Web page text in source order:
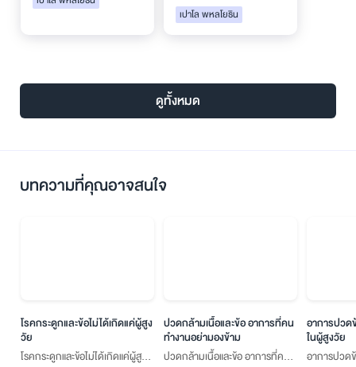
เปาโล พหลโยธิน
ดูทั้งหมด
บทความที่คุณอาจสนใจ
โรคกระดูกและข้อไม่ได้เกิดแค่ผู้สูง
วัย
โรคกระดูกและข้อไม่ได้เกิดแค่ผู้สูง
ปวดกล้ามเนื้อและข้อ อาการที่คน
ทำงานอย่ามองข้าม
ปวดกล้ามเนื้อและข้อ อาการที่คน
อาการปวด
ในผู้สูงวัย
อาการปวดข้